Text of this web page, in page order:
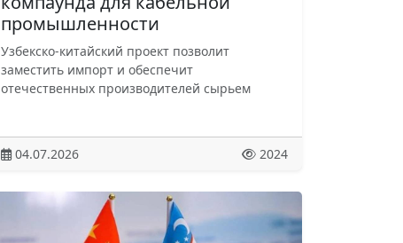
промышленности
Узбекско-китайский проект позволит
заместить импорт и обеспечит
отечественных производителей сырьем
04.07.2026 2024